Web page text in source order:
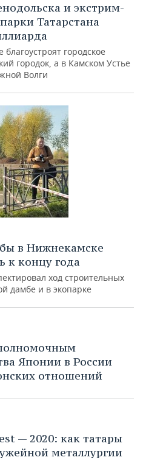
и экстрим-
Татарстана
городское
городок, а в Камском Устье
Волги
в Нижнекамске
к концу года
ход строительных
дамбе и в экопарке
Японии в России
отношений
— 2020: как татары
металлургии